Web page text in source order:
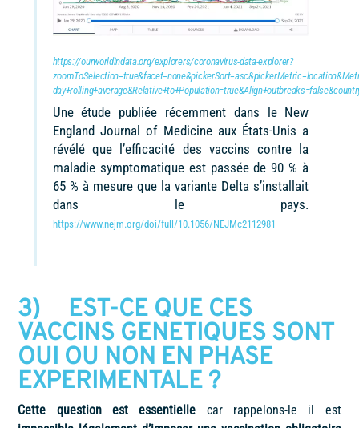
https://ourworldindata.org/explorers/coronavirus-data-explorer?
Une étude publiée récemment dans le New
England Journal of Medicine aux États-Unis a
révélé que l’efficacité des vaccins contre la
maladie symptomatique est passée de 90 % à
65 % à mesure que la variante Delta s’installait
dans le pays.
https://www.nejm.org/doi/full/10.1056/NEJMc2112981
3) EST-CE QUE CES
VACCINS GENETIQUES SONT
OUI OU NON EN PHASE
EXPERIMENTALE ?
Cette question est essentielle car rappelons-le il est